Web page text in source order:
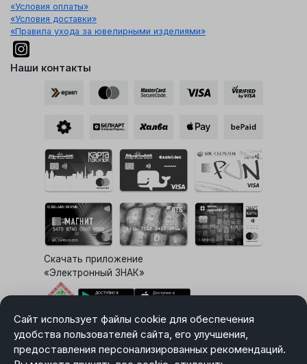
Сайт использует файлы cookie для обеспечения
удобства пользователей сайта, его улучшения,
предоставления персонализированных рекомендаций.
«Условия оплаты»
«Условия доставки»
«Правила ухода за ювелирными изделиями»
Наши контакты
Скачать приложение
«Электронный ЗНАК»
Выбор настроек Cookie